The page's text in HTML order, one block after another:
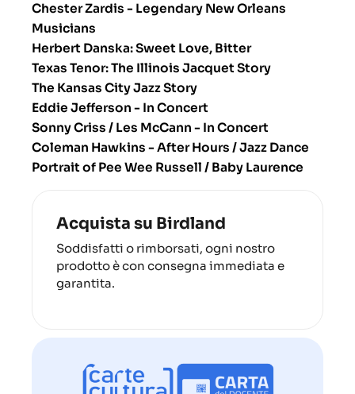
Chester Zardis - Legendary New Orleans
Musicians
Herbert Danska: Sweet Love, Bitter
Texas Tenor: The Illinois Jacquet Story
The Kansas City Jazz Story
Eddie Jefferson - In Concert
Sonny Criss / Les McCann - In Concert
Coleman Hawkins - After Hours / Jazz Dance
Portrait of Pee Wee Russell / Baby Laurence
Acquista su Birdland
Soddisfatti o rimborsati, ogni nostro
prodotto è con consegna immediata e
garantita.